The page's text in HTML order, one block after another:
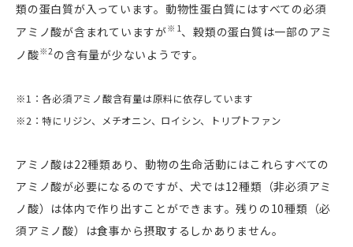
類の蛋白質が入っています。動物性蛋白質にはすべての必須
アミノ酸が含まれていますが※1、穀類の蛋白質は一部のアミ
ノ酸※2 の含有量が少ないようです。
※1：各必須アミノ酸含有量は原料に依存しています
※2：特にリジン、メチオニン、ロイシン、トリプトファン
アミノ酸は22種類あり、動物の生命活動にはこれらすべての
アミノ酸が必要になるのですが、犬では12種類（非必須アミ
ノ酸）は体内で作り出すことができます。残りの10種類（必
須アミノ酸）は食事から摂取するしかありません。